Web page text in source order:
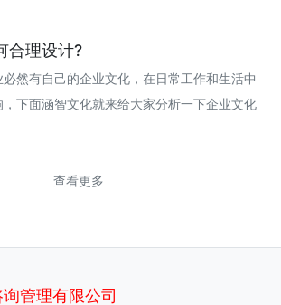
合理设计?
然有自己的企业文化，在日常工作和生活中
下面涵智文化就来给大家分析一下企业文化
查看更多
询管理有限公司